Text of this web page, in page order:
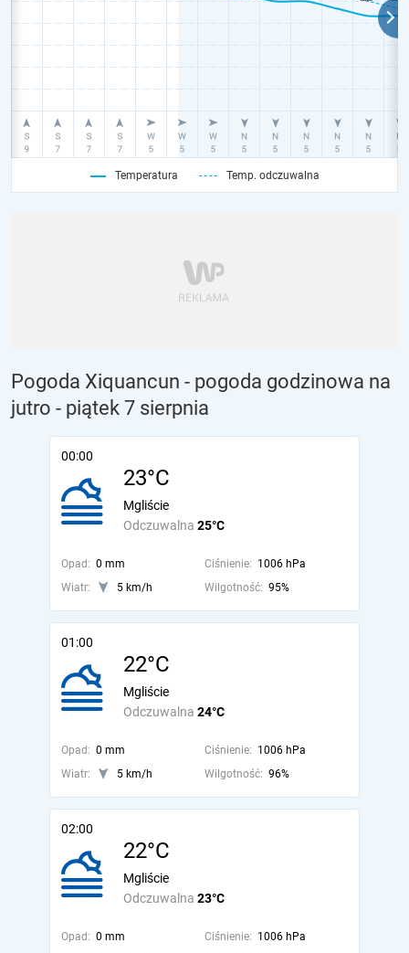
Temperatura Temp. odczuwalna
Pogoda Xiquancun - pogoda godzinowa na
jutro - piątek 7 sierpnia
00:00
23°C
Odczuwalna 25°C
Mgliście
Opad: 0 mm Ciśnienie: 1006 hPa
Wiatr:
5 km/h Wilgotność: 95%
01:00
22°C
Odczuwalna 24°C
Mgliście
Opad: 0 mm Ciśnienie: 1006 hPa
Wiatr:
5 km/h Wilgotność: 96%
02:00
22°C
Odczuwalna 23°C
Mgliście
Opad: 0 mm Ciśnienie: 1006 hPa